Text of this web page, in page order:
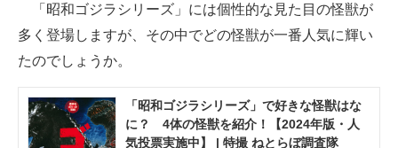
進化するPCとデバイスの未来
ビジネスと働き方のヒント
AI活用のいまが分かる
「昭和ゴジラシリーズ」には個性的な見た目の怪獣が
多く登場しますが、その中でどの怪獣が一番人気に輝い
たのでしょうか。
「昭和ゴジラシリーズ」で好きな怪獣はな
に？ 4体の怪獣を紹介！【2024年版・人
気投票実施中】 | 特撮 ねとらぼ調査隊